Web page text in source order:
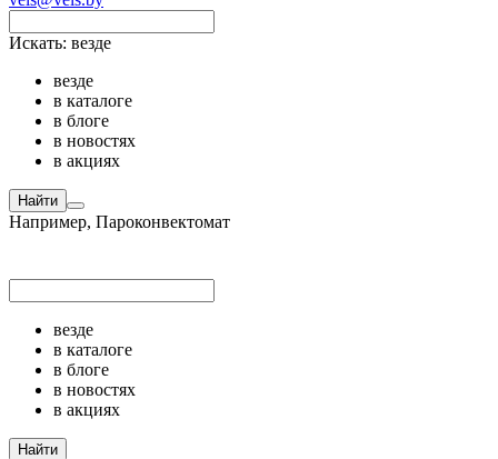
Искать: везде
везде
в каталоге
в блоге
в новостях
в акциях
Найти
Например, Пароконвектомат
везде
в каталоге
в блоге
в новостях
в акциях
Найти